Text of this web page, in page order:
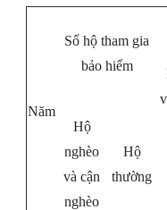
Năm
Số hộ tham gia
bảo hiểm
Hộ
nghèo
và cận
nghèo
Hộ
thường